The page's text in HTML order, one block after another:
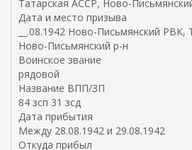
Татарская АССР, Ново-
Дата и место призыва
__.08.1942 Ново-Письмянский
Ново-Письмянский р-н
Воинское звание
рядовой
Название ВПП/ЗП
84 зсп 31 зсд
Дата прибытия
Между 28.08.1942 и 29.08.1942
Откуда прибыл